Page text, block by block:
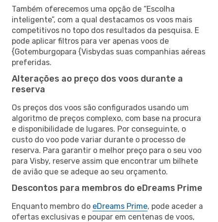
Também oferecemos uma opção de “Escolha
inteligente”, com a qual destacamos os voos mais
competitivos no topo dos resultados da pesquisa. E
pode aplicar filtros para ver apenas voos de
{Gotemburgopara {Visbydas suas companhias aéreas
preferidas.
Alterações ao preço dos voos durante a
reserva
Os preços dos voos são configurados usando um
algoritmo de preços complexo, com base na procura
e disponibilidade de lugares. Por conseguinte, o
custo do voo pode variar durante o processo de
reserva. Para garantir o melhor preço para o seu voo
para Visby, reserve assim que encontrar um bilhete
de avião que se adeque ao seu orçamento.
Descontos para membros do eDreams Prime
Enquanto membro do eDreams Prime, pode aceder a
ofertas exclusivas e poupar em centenas de voos,